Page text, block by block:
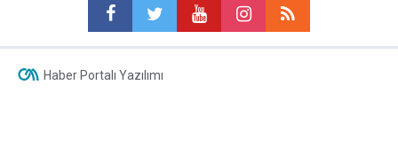
Haber Portalı Yazılımı